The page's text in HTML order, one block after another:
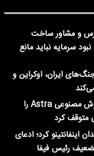
و مشاور ساخت
سرمایه نباید مانع
ایران، اوکراین و
OpenAI توسعه مدل هوش مصنوعی Astra را
متوقف کرد
اینفانتینو کرد؛ ادعای
رئیس فیفا